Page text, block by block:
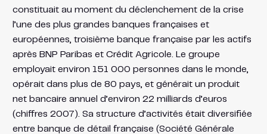
constituait au moment du déclenchement de la crise
l’une des plus grandes banques françaises et
européennes, troisième banque française par les actifs
après BNP Paribas et Crédit Agricole. Le groupe
employait environ 151 000 personnes dans le monde,
opérait dans plus de 80 pays, et générait un produit
net bancaire annuel d’environ 22 milliards d’euros
(chiffres 2007). Sa structure d’activités était diversifiée
entre banque de détail française (Société Générale